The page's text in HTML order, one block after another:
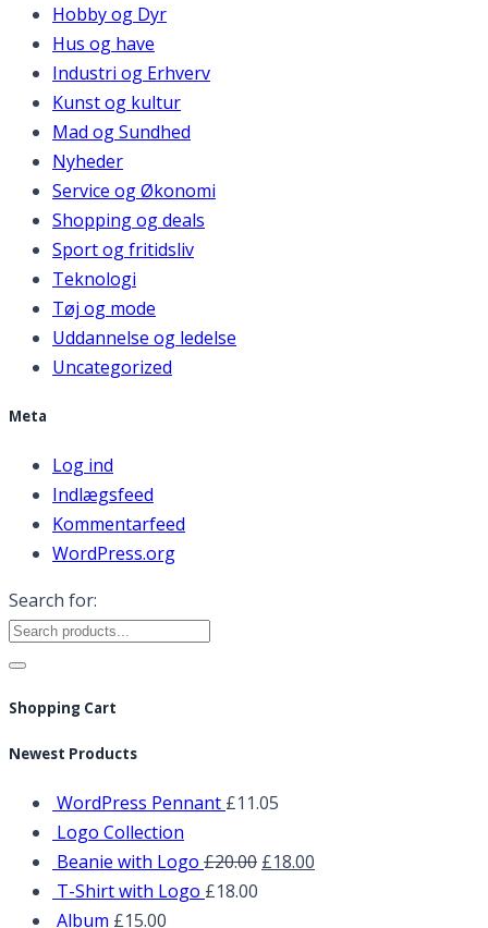
Hobby og Dyr
Hus og have
Industri og Erhverv
Kunst og kultur
Mad og Sundhed
Nyheder
Service og Økonomi
Shopping og deals
Sport og fritidsliv
Teknologi
Tøj og mode
Uddannelse og ledelse
Uncategorized
Meta
Log ind
Indlægsfeed
Kommentarfeed
WordPress.org
Search for:
Shopping Cart
Newest Products
WordPress Pennant £11.05
Logo Collection
Beanie with Logo £20.00 £18.00
T-Shirt with Logo £18.00
Album £15.00